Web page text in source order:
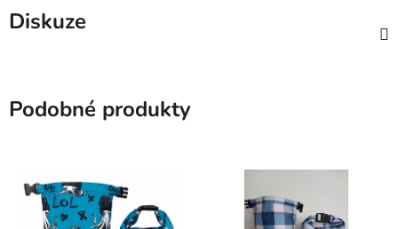
Diskuze
Podobné produkty